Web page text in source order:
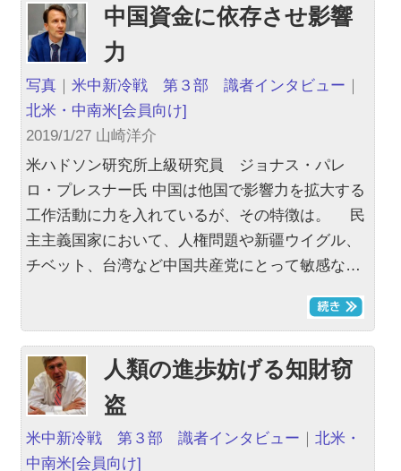
中国資金に依存させ影響
力
写真 ｜米中新冷戦 第３部 識者インタビュー ｜
北米・中南米[会員向け]
2019/1/27 山崎洋介
米ハドソン研究所上級研究員 ジョナス・パレ
ロ・プレスナー氏 中国は他国で影響力を拡大する
工作活動に力を入れているが、その特徴は。 民
主主義国家において、人権問題や新疆ウイグル、
チベット、台湾など中国共産党にとって敏感な…
人類の進歩妨げる知財窃
盗
米中新冷戦 第３部 識者インタビュー ｜北米・
中南米[会員向け]